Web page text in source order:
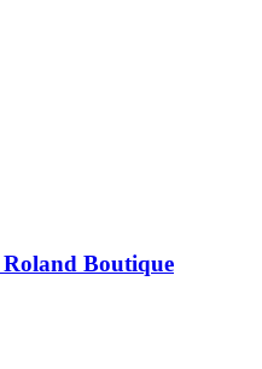
Roland Boutique